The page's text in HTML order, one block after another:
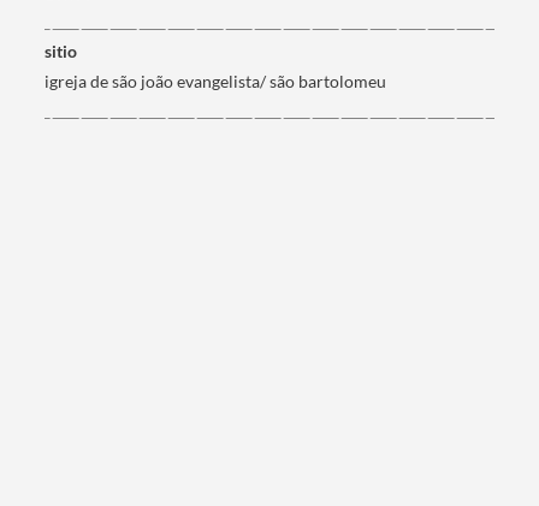
sitio
igreja de são joão evangelista/ são bartolomeu